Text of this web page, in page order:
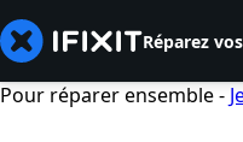
Réparez
Pour réparer ensemble -